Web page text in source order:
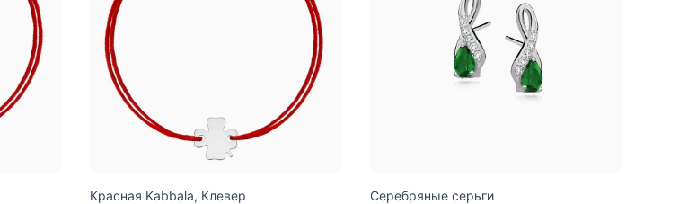
Красная Kabbala, Клевер
Серебряные серьги